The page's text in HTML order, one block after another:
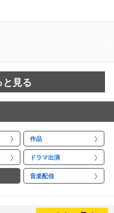
見る
作品
ドラマ出演
音楽配信